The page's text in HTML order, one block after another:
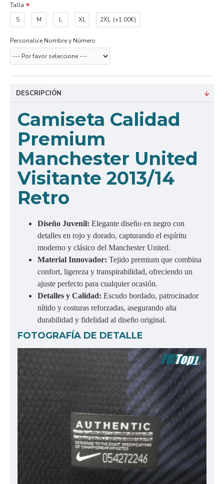
Talla
S
M L XL 2XL (+1.00€)
Personalice Nombre y Número
DESCRIPCIÓN
Camiseta Calidad
Premium
Manchester United
Visitante 2013/14
Retro
Diseño Juvenil: Elegante diseño en negro con
detalles en rojo y dorado, capturando el espíritu
moderno y clásico del Manchester United.
Material Innovador: Tejido premium que combina
confort, ligereza y transpirabilidad, ofreciendo un
ajuste perfecto para cualquier ocasión.
Detalles y Calidad: Escudo bordado, patrocinador
nítido y costuras reforzadas, asegurando alta
durabilidad y fidelidad al diseño original.
FOTOGRAFÍA DE DETALLE